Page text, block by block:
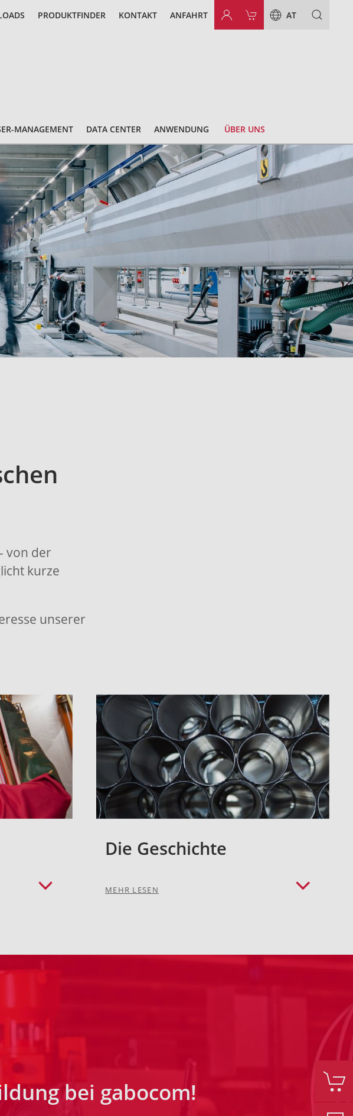
PRODUKTFINDER KONTAKT ANFAHRT AT
MANAGEMENT DATA CENTER ANWENDUNG ÜBER UNS
von der
kurze
unserer
Die Geschichte
MEHR LESEN
bei gabocom!